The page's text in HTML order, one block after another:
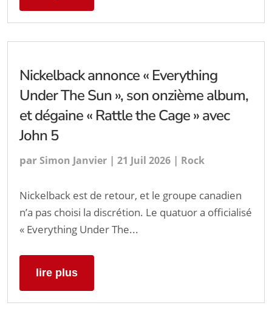
Nickelback annonce « Everything
Under The Sun », son onzième album,
et dégaine « Rattle the Cage » avec
John 5
parSimon Janvier | 21 Juil 2026 | Rock
Nickelback est de retour, et le groupe canadien
n’a pas choisi la discrétion. Le quatuor a officialisé
« Everything Under The...
lire plus